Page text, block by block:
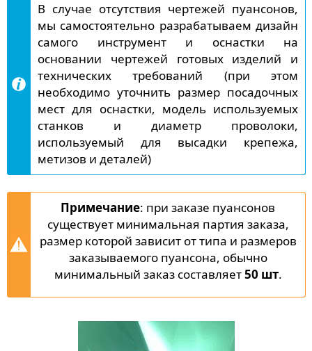
В случае отсутствия чертежей пуансонов,
мы самостоятельно разрабатываем дизайн
самого инструмент и оснастки на
основании чертежей готовых изделий и
технических требований (при этом
необходимо уточнить размер посадочных
мест для оснастки, модель используемых
станков и диаметр проволоки,
используемый для высадки крепежа,
метизов и деталей)
Примечание: при заказе пуансонов
существует минимальная партия заказа,
размер которой зависит от типа и размеров
заказываемого пуансона, обычно
минимальный заказ составляет50 шт.